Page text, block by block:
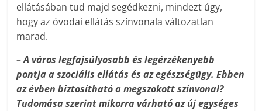
ellátásában tud majd segédkezni, mindezt úgy,
hogy az óvodai ellátás színvonala változatlan
marad.
– A város legfajsúlyosabb és legérzékenyebb
pontja a szociális ellátás és az egészségügy. Ebben
az évben biztosítható a megszokott színvonal?
Tudomása szerint mikorra várható az új egységes